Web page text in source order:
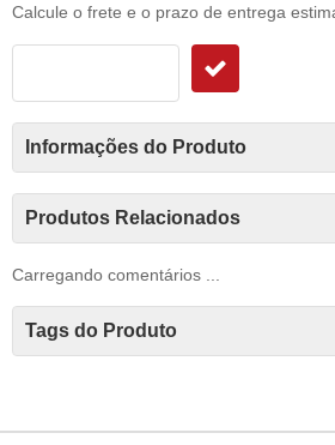
Calcule o frete e o prazo de entrega
Informações do Produto
Produtos Relacionados
Carregando comentários ...
Tags do Produto